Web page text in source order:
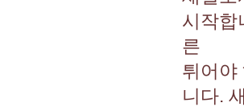
시작합
른
튀어야
니다.